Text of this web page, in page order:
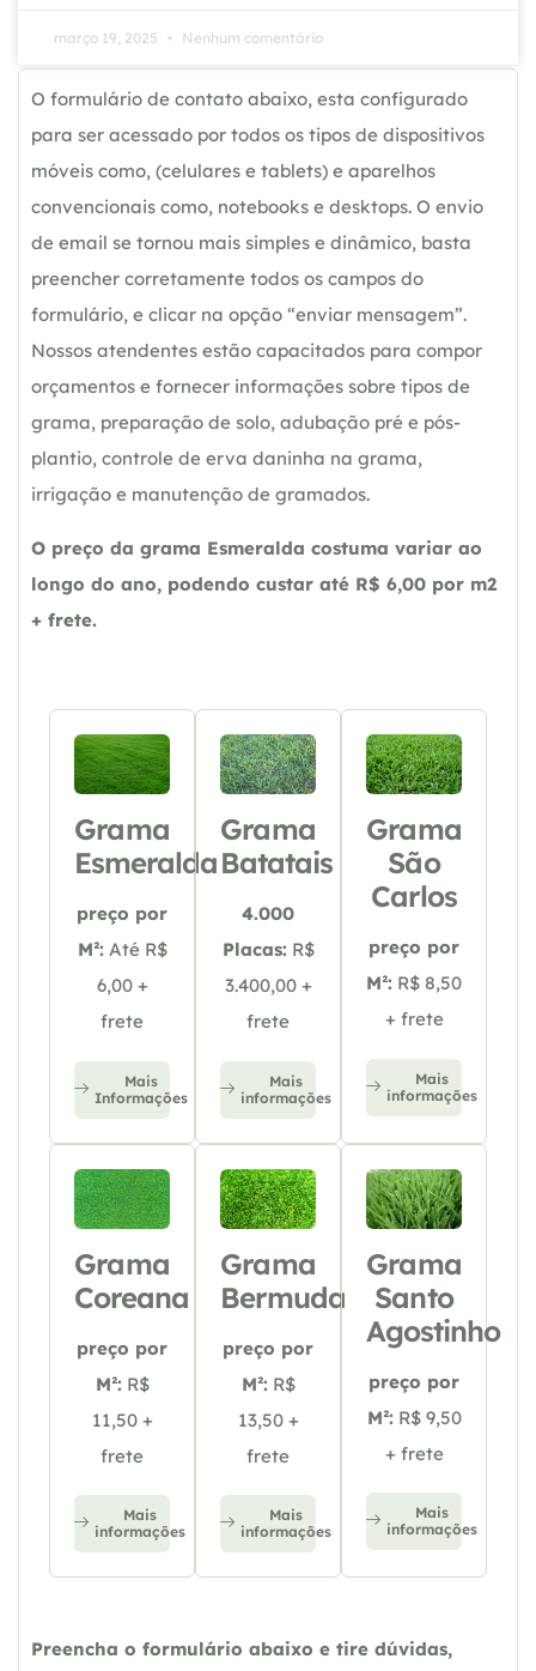
março 19, 2025 Nenhum comentário
O formulário de contato abaixo, esta configurado
para ser acessado por todos os tipos de dispositivos
móveis como, (celulares e tablets) e aparelhos
convencionais como, notebooks e desktops. O envio
de email se tornou mais simples e dinâmico, basta
preencher corretamente todos os campos do
formulário, e clicar na opção “enviar mensagem”.
Nossos atendentes estão capacitados para compor
orçamentos e fornecer informações sobre tipos de
grama, preparação de solo, adubação pré e pós-
plantio, controle de erva daninha na grama,
irrigação e manutenção de gramados.
O preço da grama Esmeralda costuma variar ao
longo do ano, podendo custar até R$ 6,00 por m2
+ frete.
Grama
Esmeralda
preço por
M²: Até R$
6,00 +
frete
Mais
Informações
Grama
Batatais
4.000
Placas: R$
3.400,00 +
frete
Mais
informações
Grama
São
Carlos
preço por
M²: R$ 8,50
+ frete
Mais
informações
Grama
Coreana
preço por
M²: R$
11,50 +
frete
Mais
informações
Grama
Bermuda
preço por
M²: R$
13,50 +
frete
Mais
informações
Grama
Santo
Agostinho
preço por
M²: R$ 9,50
+ frete
Mais
informações
Preencha o formulário abaixo e tire dúvidas,